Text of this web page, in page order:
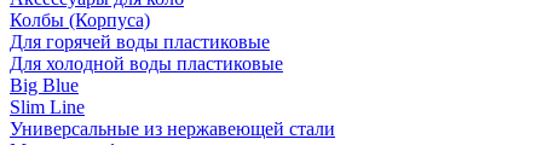
Колбы (Корпуса)
Для горячей воды пластиковые
Для холодной воды пластиковые
Big Blue
Slim Line
Универсальные из нержавеющей стали